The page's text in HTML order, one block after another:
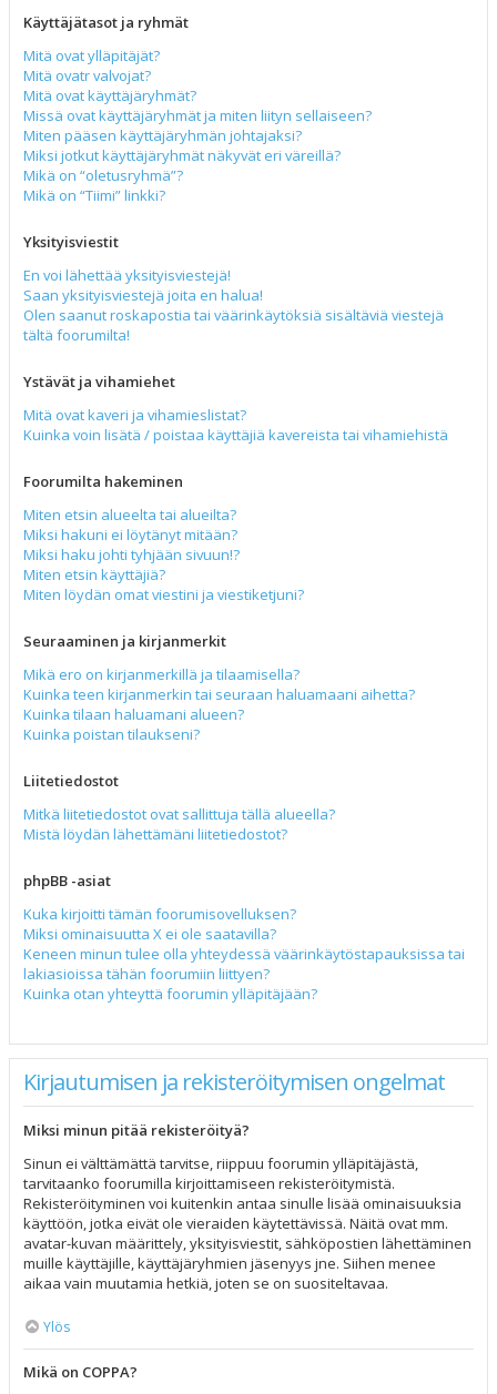
Käyttäjätasot ja ryhmät
Mitä ovat ylläpitäjät?
Mitä ovatr valvojat?
Mitä ovat käyttäjäryhmät?
Missä ovat käyttäjäryhmät ja miten liityn sellaiseen?
Miten pääsen käyttäjäryhmän johtajaksi?
Miksi jotkut käyttäjäryhmät näkyvät eri väreillä?
Mikä on “oletusryhmä”?
Mikä on “Tiimi” linkki?
Yksityisviestit
En voi lähettää yksityisviestejä!
Saan yksityisviestejä joita en halua!
Olen saanut roskapostia tai väärinkäytöksiä sisältäviä viestejä
tältä foorumilta!
Ystävät ja vihamiehet
Mitä ovat kaveri ja vihamieslistat?
Kuinka voin lisätä / poistaa käyttäjiä kavereista tai vihamiehistä
Foorumilta hakeminen
Miten etsin alueelta tai alueilta?
Miksi hakuni ei löytänyt mitään?
Miksi haku johti tyhjään sivuun!?
Miten etsin käyttäjiä?
Miten löydän omat viestini ja viestiketjuni?
Seuraaminen ja kirjanmerkit
Mikä ero on kirjanmerkillä ja tilaamisella?
Kuinka teen kirjanmerkin tai seuraan haluamaani aihetta?
Kuinka tilaan haluamani alueen?
Kuinka poistan tilaukseni?
Liitetiedostot
Mitkä liitetiedostot ovat sallittuja tällä alueella?
Mistä löydän lähettämäni liitetiedostot?
phpBB -asiat
Kuka kirjoitti tämän foorumisovelluksen?
Miksi ominaisuutta X ei ole saatavilla?
Keneen minun tulee olla yhteydessä väärinkäytöstapauksissa tai
lakiasioissa tähän foorumiin liittyen?
Kuinka otan yhteyttä foorumin ylläpitäjään?
Kirjautumisen ja rekisteröitymisen ongelmat
Miksi minun pitää rekisteröityä?
Sinun ei välttämättä tarvitse, riippuu foorumin ylläpitäjästä,
tarvitaanko foorumilla kirjoittamiseen rekisteröitymistä.
Rekisteröityminen voi kuitenkin antaa sinulle lisää ominaisuuksia
käyttöön, jotka eivät ole vieraiden käytettävissä. Näitä ovat mm.
avatar-kuvan määrittely, yksityisviestit, sähköpostien lähettäminen
muille käyttäjille, käyttäjäryhmien jäsenyys jne. Siihen menee
aikaa vain muutamia hetkiä, joten se on suositeltavaa.
Ylös
Mikä on COPPA?